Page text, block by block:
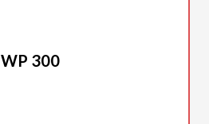
WP 300